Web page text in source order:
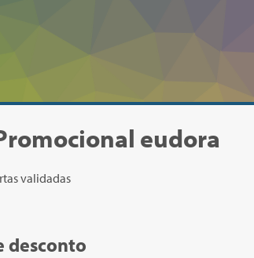
eudora
validadas
desconto